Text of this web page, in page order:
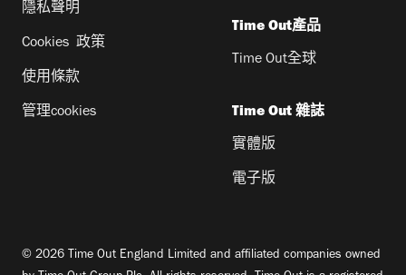
隱私聲明
Cookies 政策
使用條款
管理cookies
Time Out產品
Time Out全球
Time Out 雜誌
實體版
電子版
© 2026 Time Out England Limited and affiliated companies owned